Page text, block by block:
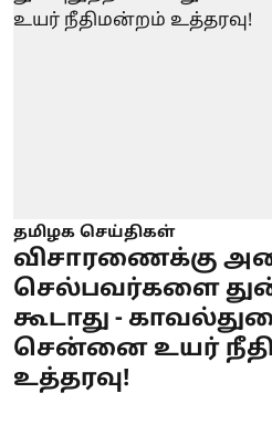
தமிழக செய்திகள்
விசாரணைக்கு
செல்பவர்களை
கூடாது -
சென்னை உயர்
உத்தரவு!